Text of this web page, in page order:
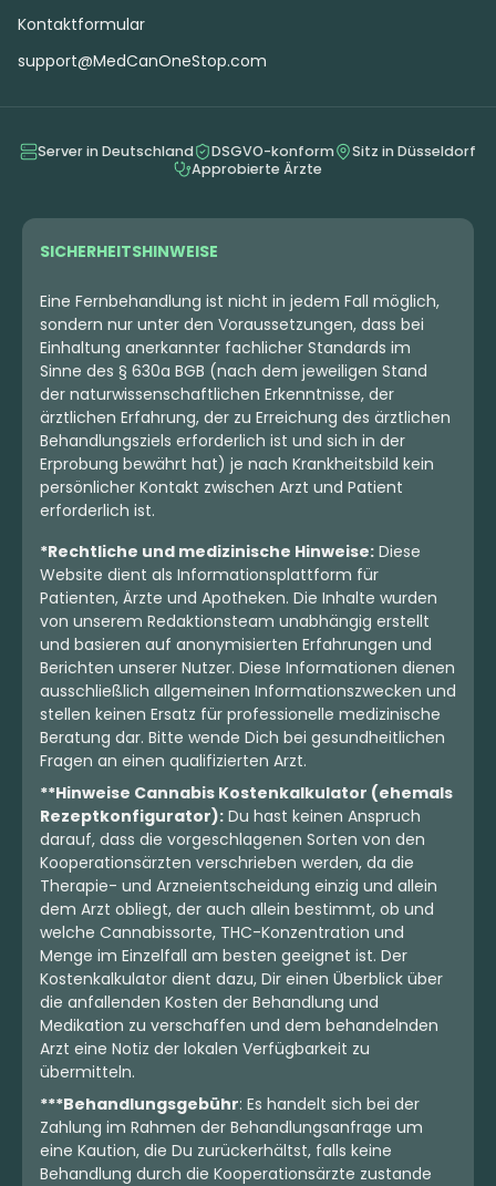
Kontaktformular
support@MedCanOneStop.com
Server in Deutschland DSGVO-konform
Sitz in Düsseldorf
Approbierte Ärzte
SICHERHEITSHINWEISE
Eine Fernbehandlung ist nicht in jedem Fall möglich,
sondern nur unter den Voraussetzungen, dass bei
Einhaltung anerkannter fachlicher Standards im
Sinne des § 630a BGB (nach dem jeweiligen Stand
der naturwissenschaftlichen Erkenntnisse, der
ärztlichen Erfahrung, der zu Erreichung des ärztlichen
Behandlungsziels erforderlich ist und sich in der
Erprobung bewährt hat) je nach Krankheitsbild kein
persönlicher Kontakt zwischen Arzt und Patient
erforderlich ist.
*Rechtliche und medizinische Hinweise: Diese
Website dient als Informationsplattform für
Patienten, Ärzte und Apotheken. Die Inhalte wurden
von unserem Redaktionsteam unabhängig erstellt
und basieren auf anonymisierten Erfahrungen und
Berichten unserer Nutzer. Diese Informationen dienen
ausschließlich allgemeinen Informationszwecken und
stellen keinen Ersatz für professionelle medizinische
Beratung dar. Bitte wende Dich bei gesundheitlichen
Fragen an einen qualifizierten Arzt.
**Hinweise Cannabis Kostenkalkulator (ehemals
Rezeptkonfigurator): Du hast keinen Anspruch
darauf, dass die vorgeschlagenen Sorten von den
Kooperationsärzten verschrieben werden, da die
Therapie- und Arzneientscheidung einzig und allein
dem Arzt obliegt, der auch allein bestimmt, ob und
welche Cannabissorte, THC-Konzentration und
Menge im Einzelfall am besten geeignet ist. Der
Kostenkalkulator dient dazu, Dir einen Überblick über
die anfallenden Kosten der Behandlung und
Medikation zu verschaffen und dem behandelnden
Arzt eine Notiz der lokalen Verfügbarkeit zu
übermitteln.
***Behandlungsgebühr: Es handelt sich bei der
Zahlung im Rahmen der Behandlungsanfrage um
eine Kaution, die Du zurückerhältst, falls keine
Behandlung durch die Kooperationsärzte zustande